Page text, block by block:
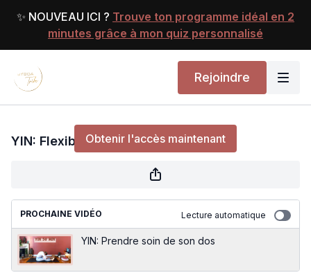
✨ NOUVEAU ICI ? Trouve ton programme idéal en 2
minutes grâce à mon quiz personnalisé
Rejoindre
YIN: Flexibilité du dos
Obtenir l'accès maintenant
pour continuer
YIN: Flexibilité du dos
PROCHAINE VIDÉO Lecture automatique
YIN: Prendre soin de son dos